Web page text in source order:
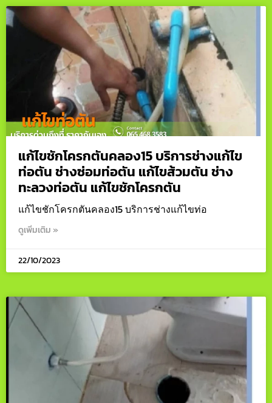
แก้ไขชักโครกตันคลอง15 บริการช่างแก้ไข
ท่อตัน ช่างซ่อมท่อตัน แก้ไขส้วมตัน ช่าง
ทะลวงท่อตัน แก้ไขชักโครกตัน
แก้ไขชักโครกตันคลอง15 บริการช่างแก้ไขท่อ
ดูเพิ่มเติม »
22/10/2023